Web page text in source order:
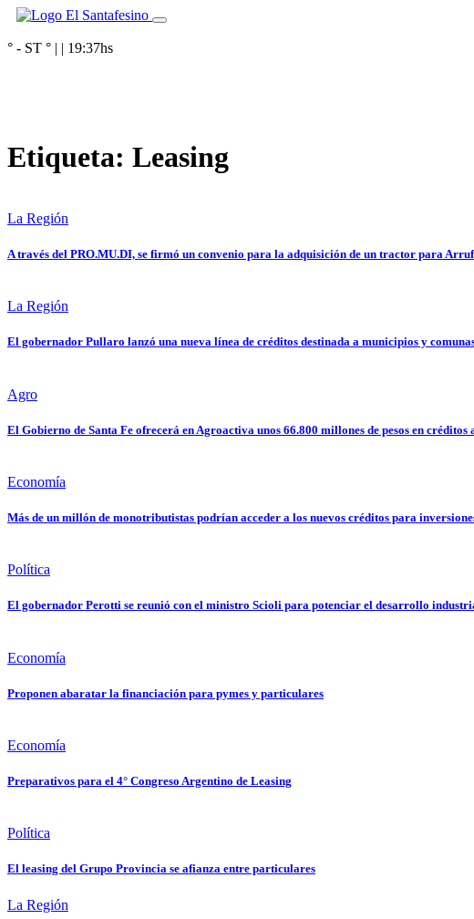
° - ST ° | | 19:37hs
Etiqueta: Leasing
La Región
A través del PRO.MU.DI, se firmó un convenio para la adquisición de un tractor para
La Región
El gobernador Pullaro lanzó una nueva línea de créditos destinada a municipios y
Agro
El Gobierno de Santa Fe ofrecerá en Agroactiva unos 66.800 millones de pesos en créditos
Economía
Más de un millón de monotributistas podrían acceder a los nuevos créditos para
Política
El gobernador Perotti se reunió con el ministro Scioli para potenciar el desarrollo
Economía
Proponen abaratar la financiación para pymes y particulares
Economía
Preparativos para el 4° Congreso Argentino de Leasing
Política
El leasing del Grupo Provincia se afianza entre particulares
La Región